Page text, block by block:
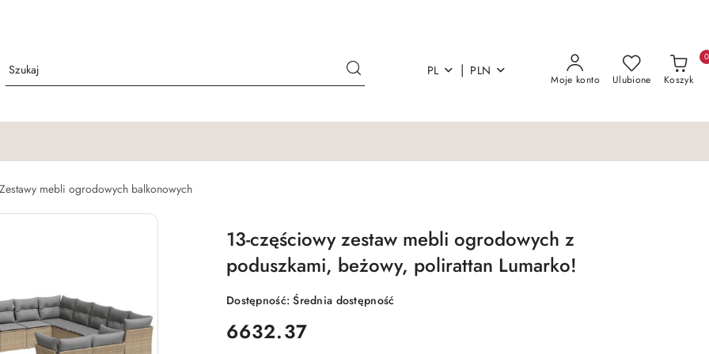
PL | PLN
Moje konto Ulubione Koszyk
0
Zestawy mebli ogrodowych balkonowych
13-częściowy zestaw mebli ogrodowych z
poduszkami, beżowy, polirattan Lumarko!
Dostępność:Średnia dostępność
cena:
6632.37